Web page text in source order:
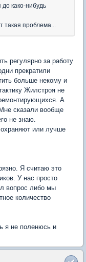
како-нибудь
проблема...
регулярно за работу
прекратили
больше некому и
Жилстроя не
А
сказали вообще
не знаю.
охраняют или лучше
Я считаю это
У нас просто
вопрос либо мы
количество
я не поленюсь и